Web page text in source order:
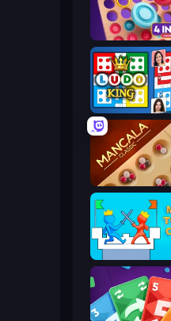
Ludo King
Mancala Classic